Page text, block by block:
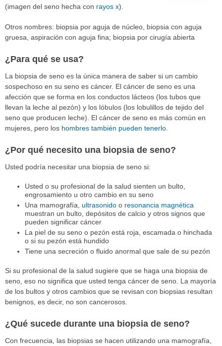
(imagen del seno hecha con rayos x).
Otros nombres: biopsia por aguja de núcleo, biopsia con aguja
gruesa, aspiración con aguja fina; biopsia por cirugía abierta
¿Para qué se usa?
La biopsia de seno es la única manera de saber si un cambio
sospechoso en su seno es cáncer. El cáncer de seno es una
afección que se forma en los conductos lácteos (los tubos que
llevan la leche al pezón) y los lóbulos (los lobulillos de tejido del
seno que producen leche). El cáncer de seno es más común en
mujeres, pero los hombres también pueden tenerlo
¿Por qué necesito una biopsia de seno?
Usted podría necesitar una biopsia de seno si:
Usted o su profesional de la salud sienten un bulto,
engrosamiento u otro cambio en su seno
Una mamografía, ultrasonidoo resonancia magnética
muestran un bulto, depósitos de calcio y otros signos que
pueden significar cáncer
La piel de su seno o pezón está roja, escamada o hinchada
o si su pezón está hundido
Tiene una secreción o fluido anormal que sale de su pezón
Si su profesional de la salud sugiere que se haga una biopsia de
seno, eso no significa que usted tenga cáncer de seno. La mayoría
de los bultos y otros cambios que se revisan con biopsias resultan
benignos, es decir, no son cancerosos.
¿Qué sucede durante una biopsia de seno?
Con frecuencia, las biopsias se hacen utilizando una mamografía,